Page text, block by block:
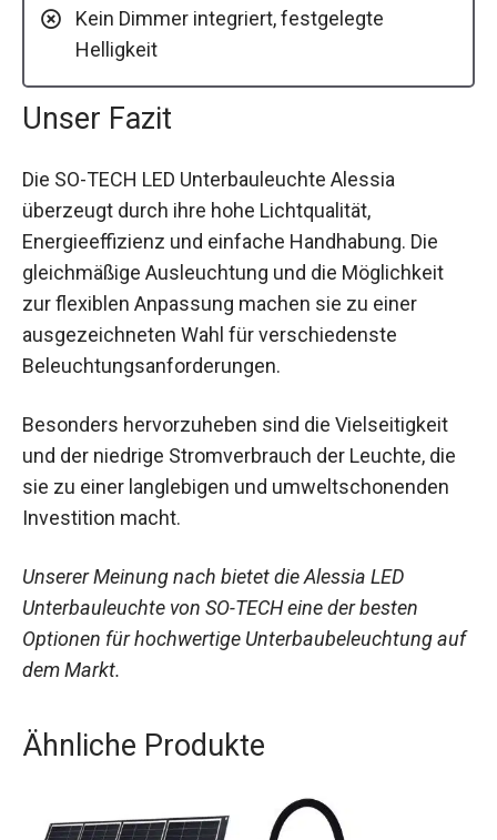
Kein Dimmer integriert, festgelegte
Helligkeit
Unser Fazit
Die SO-TECH LED Unterbauleuchte Alessia
überzeugt durch ihre hohe Lichtqualität,
Energieeffizienz und einfache Handhabung. Die
gleichmäßige Ausleuchtung und die Möglichkeit
zur flexiblen Anpassung machen sie zu einer
ausgezeichneten Wahl für verschiedenste
Beleuchtungsanforderungen.
Besonders hervorzuheben sind die Vielseitigkeit
und der niedrige Stromverbrauch der Leuchte, die
sie zu einer langlebigen und umweltschonenden
Investition macht.
Unserer Meinung nach bietet die Alessia LED
Unterbauleuchte von SO-TECH eine der besten
Optionen für hochwertige Unterbaubeleuchtung auf
dem Markt.
Ähnliche Produkte